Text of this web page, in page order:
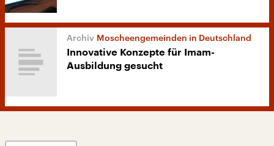
Moscheengemeinden in Deutschland
Innovative Konzepte für Imam-
Ausbildung gesucht